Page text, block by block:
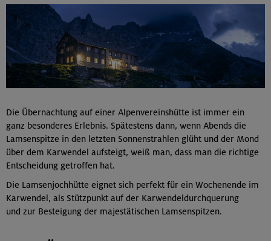
Die Übernachtung auf einer Alpenvereinshütte ist immer ein
ganz besonderes Erlebnis. Spätestens dann, wenn Abends die
Lamsenspitze in den letzten Sonnenstrahlen glüht und der Mond
über dem Karwendel aufsteigt, weiß man, dass man die richtige
Entscheidung getroffen hat.
Die Lamsenjochhütte eignet sich perfekt für ein Wochenende im
Karwendel, als Stützpunkt auf der Karwendeldurchquerung
und zur Besteigung der majestätischen Lamsenspitzen.